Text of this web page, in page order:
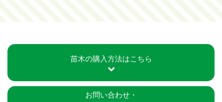
苗木の購入方法はこちら
お問い合わせ・